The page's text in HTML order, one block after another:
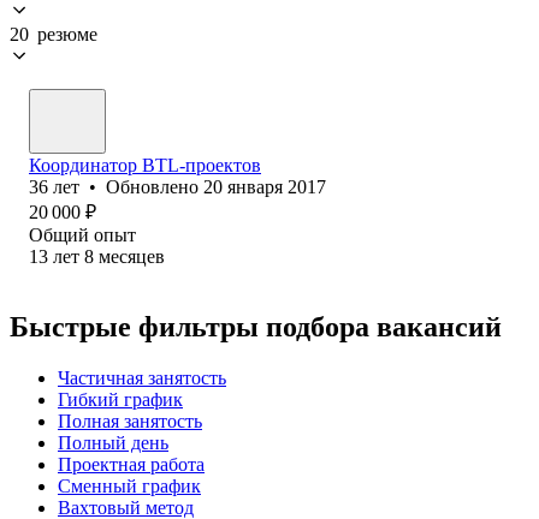
20 резюме
Координатор BTL-проектов
36 лет • Обновлено 20 января 2017
20 000 ₽
Общий опыт
13 лет 8 месяцев
Быстрые фильтры подбора вакансий
Частичная занятость
Гибкий график
Полная занятость
Полный день
Проектная работа
Сменный график
Вахтовый метод